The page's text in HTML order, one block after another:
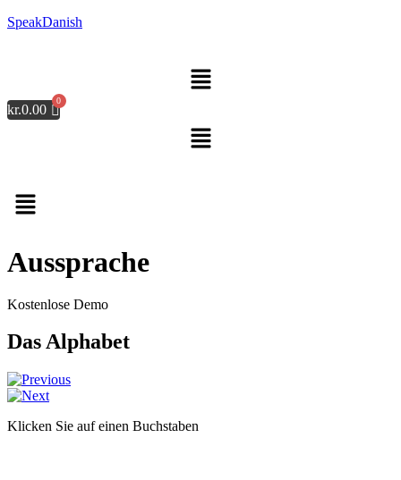
SpeakDanish
Menü
kr.0.00
Menü
Aussprache
Kostenlose Demo
Das Alphabet
Klicken Sie auf einen Buchstaben